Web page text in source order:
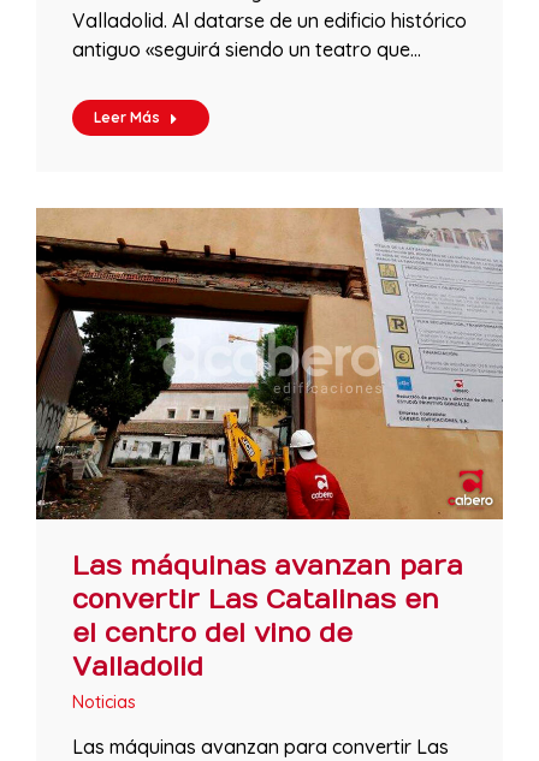
Valladolid. Al datarse de un edificio histórico
antiguo «seguirá siendo un teatro que…
Leer Más
Las máquinas avanzan para
convertir Las Catalinas en
el centro del vino de
Valladolid
Noticias
Las máquinas avanzan para convertir Las